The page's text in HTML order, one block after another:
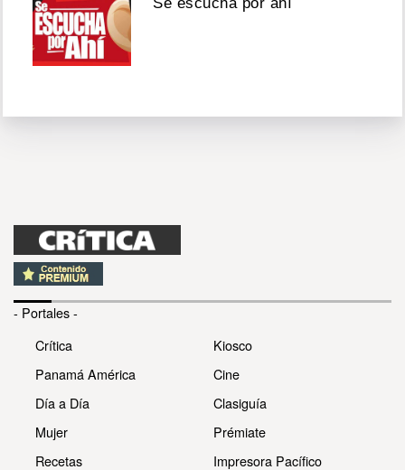
- Portales -
Crítica
Panamá América
Día a Día
Mujer
Recetas
Kiosco
Cine
Clasiguía
Prémiate
Impresora Pacífico